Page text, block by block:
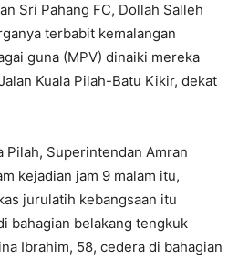
Sri Pahang FC, Dollah Salleh
terbabit kemalangan
guna (MPV) dinaiki mereka
Kuala Pilah-Batu Kikir, dekat
Pilah, Superintendan Amran
kejadian jam 9 malam itu,
jurulatih kebangsaan itu
bahagian belakang tengkuk
Ibrahim, 58, cedera di bahagian